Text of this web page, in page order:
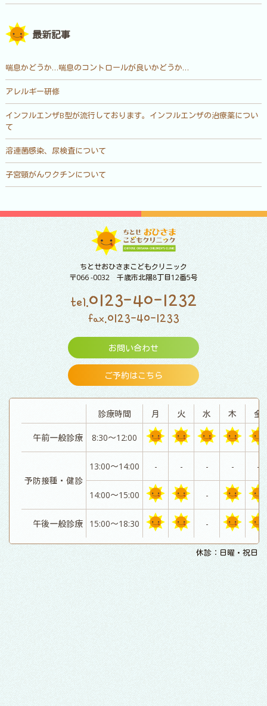
最新記事
喘息かどうか…喘息のコントロールが良いかどうか…
アレルギー研修
インフルエンザB型が流行しております。インフルエンザの治療薬につい
て
溶連菌感染、尿検査について
子宮頸がんワクチンについて
ちとせおひさまこどもクリニック
〒066 -0032 千歳市北陽8丁目12番5号
tel.0123-40-1232
fax.0123-40-1233
お問い合わせ
ご予約はこちら
診療時間 月 火 水 木 金
午前一般診療 8:30～12:00
予防接種・健診
13:00～14:00 - - - - -
14:00～15:00 -
午後一般診療 15:00～18:30 -
休診：日曜・祝日